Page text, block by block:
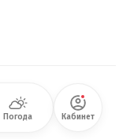
Погода Кабинет